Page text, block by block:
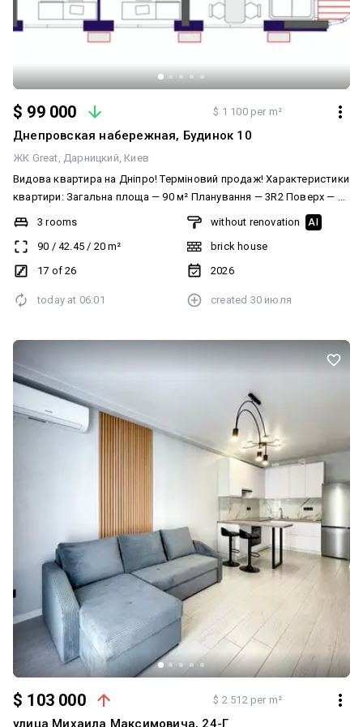
$ 99 000 $ 1 100 per m²
Днепровская набережная, Будинок 10
ЖК Great Дарницкий Киев
Видова квартира на Дніпро! Терміновий продаж! Характеристики
квартири: Загальна площа — 90 м² Планування — 3R2 Поверх — 17
Будинок — №10 Адреса — вул. Причальна Введення будинку в
експлуатацію — 4 квартал 2026 року Ціна актуальна до введення
в експлуатацію, при введені буде підвищення ціни. Оформлення
переуступки - 8600$ Квартира має функціональне планування, що
перспективна інвестиція. Переваги ЖК Great: сучасний комплекс
інфраструктура: магазини, кав'ярні, аптеки, дитячий садок,
медичні заклади; сучасні дитячі та спортивні майданчики, місця
для відпочинку. Розвинена інфраструктура району: У пішій
доступності знаходяться ТРЦ River Mall, супермаркети Сільпо та
NOVUS, кафе, ресторани, піцерії, відділення Нової пошти, салони
краси, школи, дитячі садки та інші необхідні об'єкти для
чудове місце для прогулянок, занять спортом та відпочинку біля
близько 7 хвилин на транспорті; зручний виїзд на основні
квартиру та домовитися про консультацію. Також допоможемо
підібрати найкращі варіанти квартир у ЖК Great відповідно до
ваших побажань та бюджету.
3 rooms
90 / 42.45/ 20m²
17 of 26
without renovation AI
brick house
2026
today at 06:01 created 30 июля
$ 103 000 $ 2 512 per m²
улица Михаила Максимовича, 24-Г